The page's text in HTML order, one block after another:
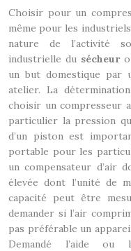
Choisir pour un
même pour les
nature de l’activité
industrielle du sécheur
un but domestique par
atelier. La
choisir un compresseur
particulier la pression
d’un piston est
portable pour les
un compensateur d’air
élevée dont l’unité de
capacité peut être
demander si l’air
pas préférable un
Demandé l’aide ou